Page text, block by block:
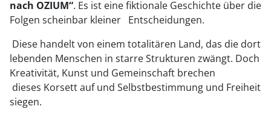
nach OZIUM“. Es ist eine fiktionale Geschichte über die
Folgen scheinbar kleiner Entscheidungen.
Diese handelt von einem totalitären Land, das die dort
lebenden Menschen in starre Strukturen zwängt. Doch
Kreativität, Kunst und Gemeinschaft brechen
dieses Korsett auf und Selbstbestimmung und Freiheit
siegen.